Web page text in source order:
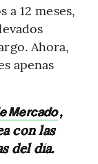
12 meses,
Ahora,
apenas
Mercado,
con las
del día.